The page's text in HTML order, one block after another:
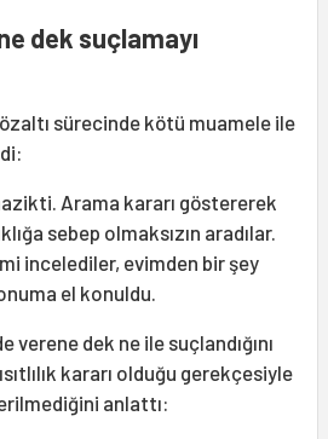
dek suçlamayı
sürecinde kötü muamele ile
Arama kararı göstererek
sebep olmaksızın aradılar.
incelediler, evimden bir şey
el konuldu.
dek ne ile suçlandığını
kararı olduğu gerekçesiyle
anlattı: